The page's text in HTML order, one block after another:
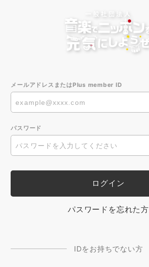
メールアドレスまたはPlus member ID
パスワード
パスワードを忘れた方
IDをお持ちでない方